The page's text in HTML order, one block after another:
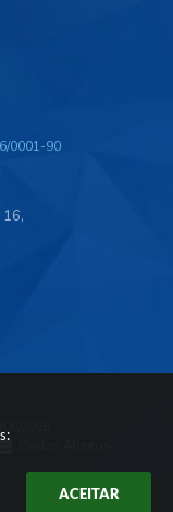
ACEITAR
16,
0001-90
2026